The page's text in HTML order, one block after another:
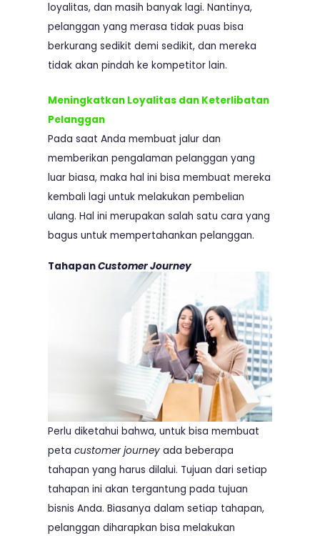
loyalitas, dan masih banyak lagi. Nantinya,
pelanggan yang merasa tidak puas bisa
berkurang sedikit demi sedikit, dan mereka
tidak akan pindah ke kompetitor lain.
Meningkatkan Loyalitas dan Keterlibatan
Pelanggan
Pada saat Anda membuat jalur dan
memberikan pengalaman pelanggan yang
luar biasa, maka hal ini bisa membuat mereka
kembali lagi untuk melakukan pembelian
ulang. Hal ini merupakan salah satu cara yang
bagus untuk mempertahankan pelanggan.
TahapanCustomer Journey
Perlu diketahui bahwa, untuk bisa membuat
peta customer journey ada beberapa
tahapan yang harus dilalui. Tujuan dari setiap
tahapan ini akan tergantung pada tujuan
bisnis Anda. Biasanya dalam setiap tahapan,
pelanggan diharapkan bisa melakukan